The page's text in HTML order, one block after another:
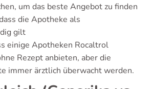
um das beste Angebot zu finden
die Apotheke als
gilt
einige Apotheken Rocaltrol
Rezept anbieten, aber die
immer ärztlich überwacht werden.